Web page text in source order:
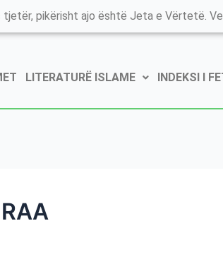
pikërisht ajo është Jeta e Vërtetë.
LITERATURË ISLAME INDEKSI I